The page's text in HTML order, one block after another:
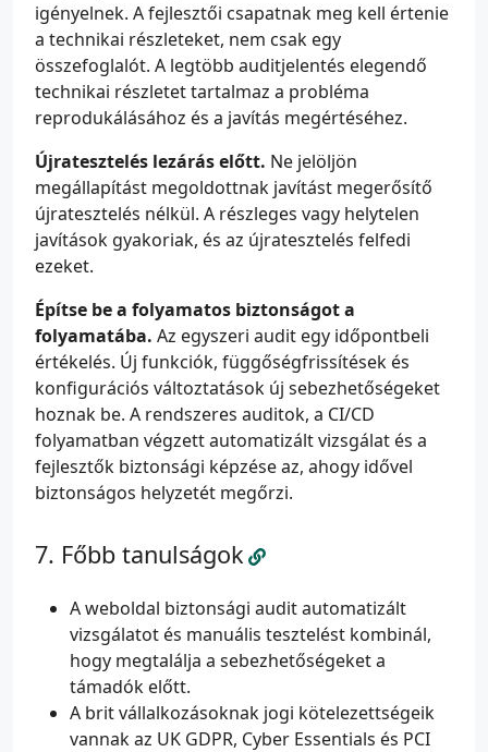
igényelnek. A fejlesztői csapatnak meg kell értenie
a technikai részleteket, nem csak egy
összefoglalót. A legtöbb auditjelentés elegendő
technikai részletet tartalmaz a probléma
reprodukálásához és a javítás megértéséhez.
Újratesztelés lezárás előtt. Ne jelöljön
megállapítást megoldottnak javítást megerősítő
újratesztelés nélkül. A részleges vagy helytelen
javítások gyakoriak, és az újratesztelés felfedi
ezeket.
Építse be a folyamatos biztonságot a
folyamatába. Az egyszeri audit egy időpontbeli
értékelés. Új funkciók, függőségfrissítések és
konfigurációs változtatások új sebezhetőségeket
hoznak be. A rendszeres auditok, a CI/CD
folyamatban végzett automatizált vizsgálat és a
fejlesztők biztonsági képzése az, ahogy idővel
biztonságos helyzetét megőrzi.
Főbb tanulságok
A weboldal biztonsági audit automatizált
vizsgálatot és manuális tesztelést kombinál,
hogy megtalálja a sebezhetőségeket a
támadók előtt.
A brit vállalkozásoknak jogi kötelezettségeik
vannak az UK GDPR, Cyber Essentials és PCI